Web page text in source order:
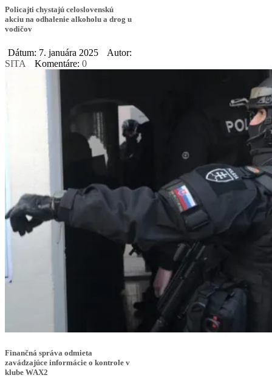
Policajti chystajú celoslovenskú
akciu na odhalenie alkoholu a drog u
vodičov
Dátum: 7. januára 2025
Autor:
SITA
Komentáre: 0
Finančná správa odmieta
zavádzajúce informácie o kontrole v
klube WAX2